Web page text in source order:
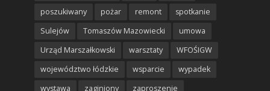
poszukiwany
pożar remont
spotkanie
Sulejów
Tomaszów Mazowiecki
umowa
Urząd Marszałkowski
warsztaty
WFOŚIGW
województwo łódzkie
wsparcie
wypadek
wystawa
zaginiony zaproszenie